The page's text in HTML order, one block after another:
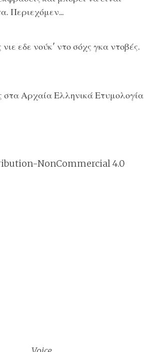
Περιεχόμεν...
εδε νούκ' ντο σόχς γκα ντοβές.
στα Αρχαία Ελληνικά Ετυμολογία
NonCommercial 4.0